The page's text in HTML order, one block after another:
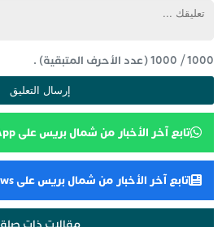
1000
/
1000(عدد الأحرف المتبقية) .
تابع آخر الأخبار من شمال بريس على WhatsApp
تابع آخر الأخبار من شمال بريس على Google News